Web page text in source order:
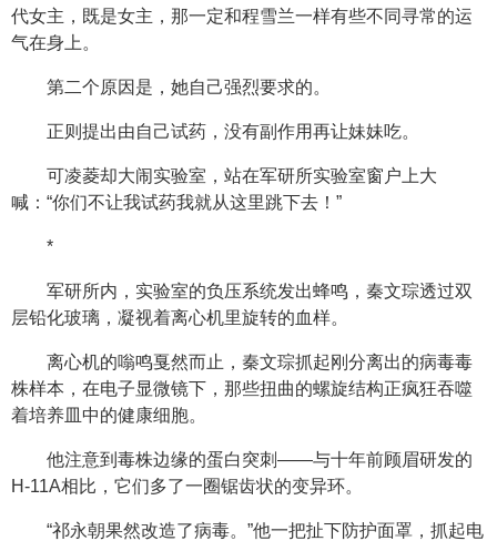
代女主，既是女主，那一定和程雪兰一样有些不同寻常的运
气在身上。
第二个原因是，她自己强烈要求的。
正则提出由自己试药，没有副作用再让妹妹吃。
可凌菱却大闹实验室，站在军研所实验室窗户上大
喊：“你们不让我试药我就从这里跳下去！”
*
军研所内，实验室的负压系统发出蜂鸣，秦文琮透过双
层铅化玻璃，凝视着离心机里旋转的血样。
离心机的嗡鸣戛然而止，秦文琮抓起刚分离出的病毒毒
株样本，在电子显微镜下，那些扭曲的螺旋结构正疯狂吞噬
着培养皿中的健康细胞。
他注意到毒株边缘的蛋白突刺——与十年前顾眉研发的
H-11A相比，它们多了一圈锯齿状的变异环。
“祁永朝果然改造了病毒。”他一把扯下防护面罩，抓起电